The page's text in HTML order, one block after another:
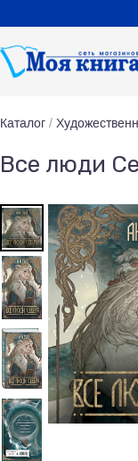
Каталог /
Все люди